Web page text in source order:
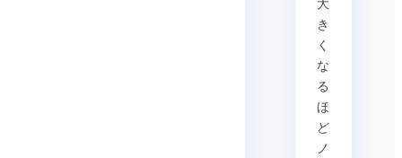
大
き
く
な
る
ほ
ど
ノ